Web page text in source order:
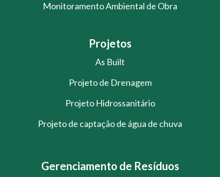
Monitoramento Ambiental de Obra
Projetos
As Built
Projeto de Drenagem
Projeto Hidrossanitário
Projeto de captação de água de chuva
Gerenciamento de Resíduos